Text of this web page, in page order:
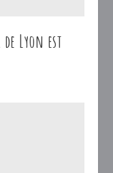
Lyon est